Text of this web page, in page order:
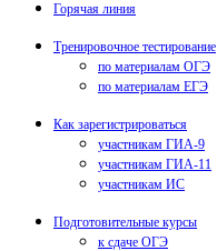
Горячая линия
Тренировочное тестирование
по материалам ОГЭ
по материалам ЕГЭ
Как зарегистрироваться
участникам ГИА-9
участникам ГИА-11
участникам ИС
Подготовительные курсы
к сдаче ОГЭ